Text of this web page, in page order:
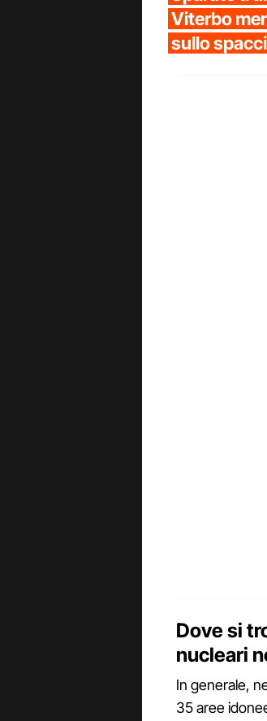
Viterbo
sullo
Dove si
nucleari
In generale,
35 aree